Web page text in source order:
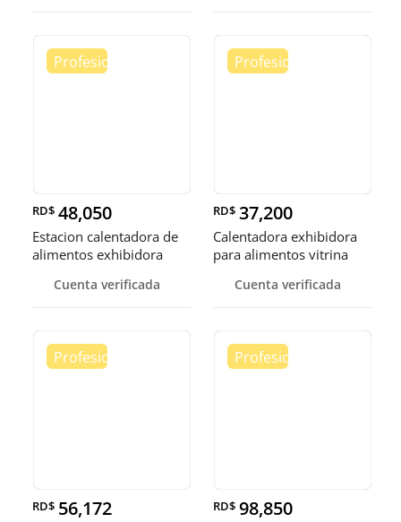
RD$ 48,050
Estacion calentadora de
alimentos exhibidora
Cuenta verificada
RD$ 37,200
Calentadora exhibidora
para alimentos vitrina
Cuenta verificada
RD$ 56,172 RD$ 98,850